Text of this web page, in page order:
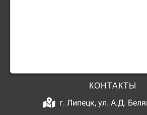
КОНТАКТЫ
г. Липецк, ул. А.Д.